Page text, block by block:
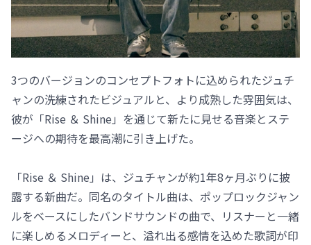
3つのバージョンのコンセプトフォトに込められたジュチ
ャンの洗練されたビジュアルと、より成熟した雰囲気は、
彼が「Rise ＆ Shine」を通じて新たに見せる音楽とステ
ージへの期待を最高潮に引き上げた。
「Rise ＆ Shine」は、ジュチャンが約1年8ヶ月ぶりに披
露する新曲だ。同名のタイトル曲は、ポップロックジャン
ルをベースにしたバンドサウンドの曲で、リスナーと一緒
に楽しめるメロディーと、溢れ出る感情を込めた歌詞が印